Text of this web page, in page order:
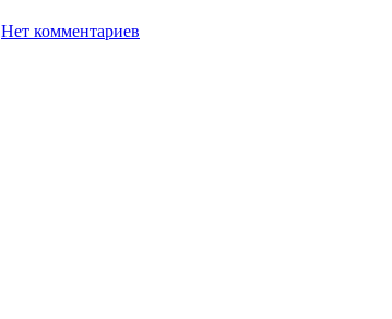
Нет комментариев